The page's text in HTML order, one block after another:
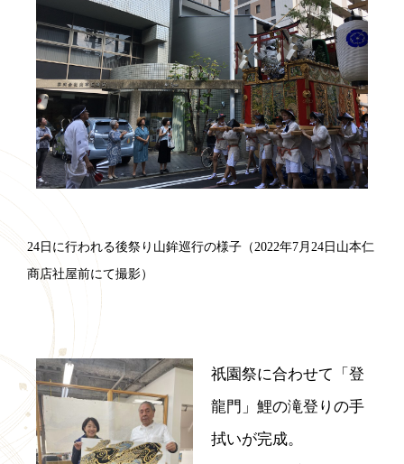
24日に行われる後祭り山鉾巡行の様子（2022年7月24日山本仁
商店社屋前にて撮影）
祇園祭に合わせて「登
龍門」鯉の滝登りの手
拭いが完成。